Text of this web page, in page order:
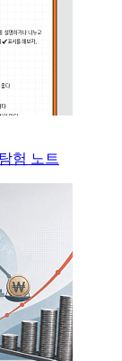
험 노트